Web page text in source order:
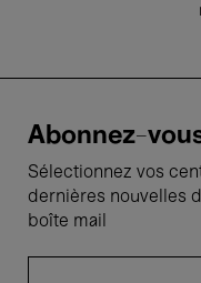
Abonnez-
Sélectionnez vos
dernières nouvelles
boîte mail